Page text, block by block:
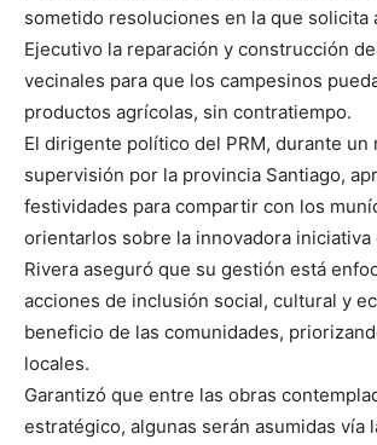
sometido resoluciones en la que solicita
Ejecutivo la reparación y construcción
vecinales para que los campesinos
productos agrícolas, sin contratiempo.
El dirigente político del PRM, durante un
supervisión por la provincia Santiago,
festividades para compartir con los
orientarlos sobre la innovadora iniciativa
Rivera aseguró que su gestión está
acciones de inclusión social, cultural y
beneficio de las comunidades,
locales.
Garantizó que entre las obras
estratégico, algunas serán asumidas vía